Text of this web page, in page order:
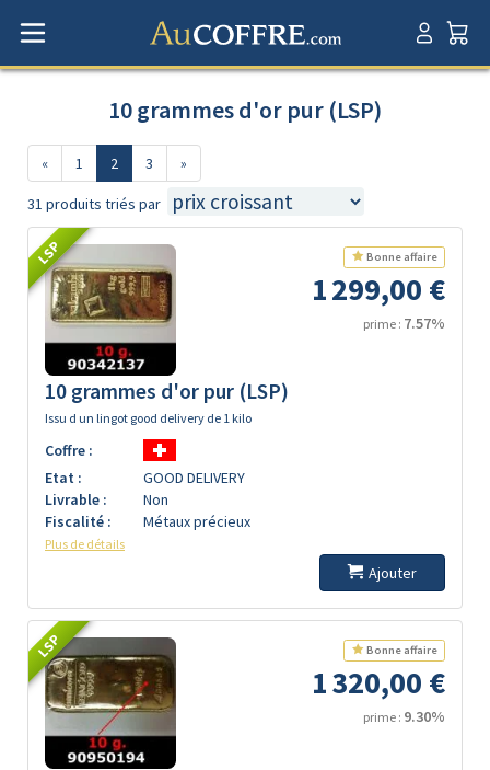
10 grammes d'or pur (LSP)
« 1 2 3 »
31 produits triés par
LSP Bonne affaire
1 299,00 €
prime : 7.57%
10 grammes d'or pur (LSP)
Issu d un lingot good delivery de 1 kilo
Coffre :
Etat :
GOOD DELIVERY
Livrable :
Non
Fiscalité :
Métaux précieux
Plus de détails
Ajouter
LSP Bonne affaire
1 320,00 €
prime : 9.30%